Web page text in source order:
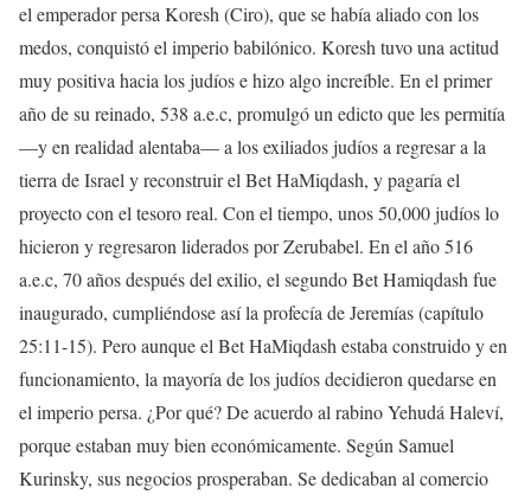
el emperador persa Koresh (Ciro), que se había aliado con los
medos, conquistó el imperio babilónico. Koresh tuvo una actitud
muy positiva hacia los judíos e hizo algo increíble. En el primer
año de su reinado, 538 a.e.c, promulgó un edicto que les permitía
—y en realidad alentaba— a los exiliados judíos a regresar a la
tierra de Israel y reconstruir el Bet HaMiqdash, y pagaría el
proyecto con el tesoro real. Con el tiempo, unos 50,000 judíos lo
hicieron y regresaron liderados por Zerubabel. En el año 516
a.e.c, 70 años después del exilio, el segundo Bet Hamiqdash fue
inaugurado, cumpliéndose así la profecía de Jeremías (capítulo
25:11-15). Pero aunque el Bet HaMiqdash estaba construido y en
funcionamiento, la mayoría de los judíos decidieron quedarse en
el imperio persa. ¿Por qué? De acuerdo al rabino Yehudá Haleví,
porque estaban muy bien económicamente. Según Samuel
Kurinsky, sus negocios prosperaban. Se dedicaban al comercio